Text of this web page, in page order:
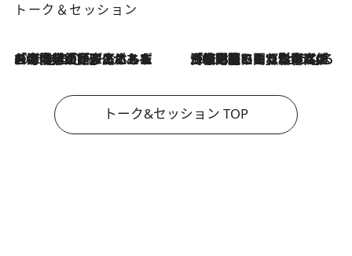
トーク＆セッション
2026.8.3
「今後値上げがあるとすれば…」「リスクがあるのは今年の冬」エネルギー専門家が語る、ホルムズ海峡封鎖が家庭にもたらす“ある心配” 2026.8.3
「住宅建てられない…」「サーチャージ料の高値が続いている」ホルムズ海峡封鎖による影響はいつまで続く？《エネルギー専門家に聞く“どうなる日本の暮らし”》
トーク&セッション TOP